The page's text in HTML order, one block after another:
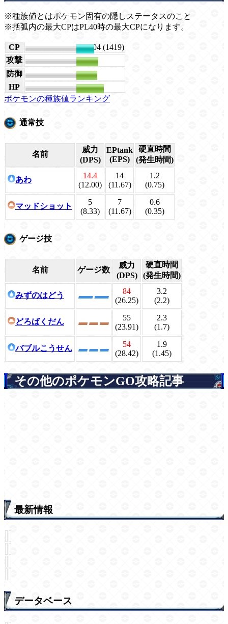
※種族値とはポケモン固有の隠しステータスのこと
※括弧内の最大CPはPL40時の最大CPになります。
CP
1604 (1419)
攻撃
130
防御
123
HP
163
ポケモンの種族値ランキング
通常技
名前
威力
(DPS)
EPtank
(EPS)
硬直時間
(発生時間)
あわ
14.4
(12.00)
14
(11.67)
1.2
(0.75)
マッドショット
5
(8.33)
7
(11.67)
0.6
(0.35)
ゲージ技
名前 ゲージ数
威力
(DPS)
硬直時間
(発生時間)
みずのはどう
84
(26.25)
3.2
(2.2)
どろばくだん
55
(23.91)
2.3
(1.7)
バブルこうせん
54
(28.42)
1.9
(1.45)
その他のポケモンGO攻略記事
最新情報
データベース